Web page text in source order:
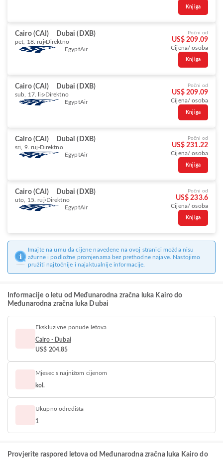
Knjiga
Cairo (CAI) Dubai (DXB)
pet, 18. ruj Direktno
EgyptAir
Počni od
US$ 209.09
Cijena/ osoba
Knjiga
Cairo (CAI) Dubai (DXB)
sub, 17. lis Direktno
EgyptAir
Počni od
US$ 209.09
Cijena/ osoba
Knjiga
Cairo (CAI) Dubai (DXB)
sri, 9. ruj Direktno
EgyptAir
Počni od
US$ 231.22
Cijena/ osoba
Knjiga
Cairo (CAI) Dubai (DXB)
uto, 15. ruj Direktno
EgyptAir
Počni od
US$ 233.6
Cijena/ osoba
Knjiga
Imajte na umu da cijene navedene na ovoj stranici možda nisu
ažurne i podložne promjenama bez prethodne najave. Nastojimo
pružiti najtočnije i najaktualnije informacije.
Informacije o letu od Međunarodna zračna luka Kairo do
Međunarodna zračna luka Dubai
Ekskluzivne ponude letova
Cairo - Dubai
US$ 204.85
Mjesec s najnižom cijenom
kol.
Ukupno odredišta
1
Provjerite raspored letova od Međunarodna zračna luka Kairo do